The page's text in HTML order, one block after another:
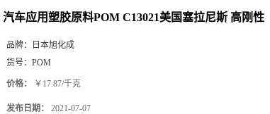
汽车应用塑胶原料POM C13021美国塞拉尼斯 高刚性
品牌：
日本旭化成
货号： POM
价格： ￥17.87/千克
发布日期： 2021-07-07